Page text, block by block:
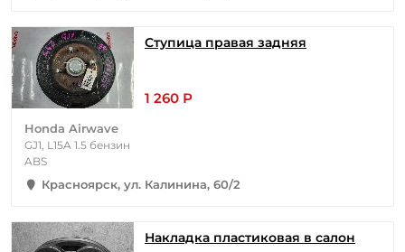
Ступица правая задняя
1 260 Р
Honda Airwave
GJ1, L15A 1.5 бензин
ABS
Красноярск, ул. Калинина, 60/2
Накладка пластиковая в салон